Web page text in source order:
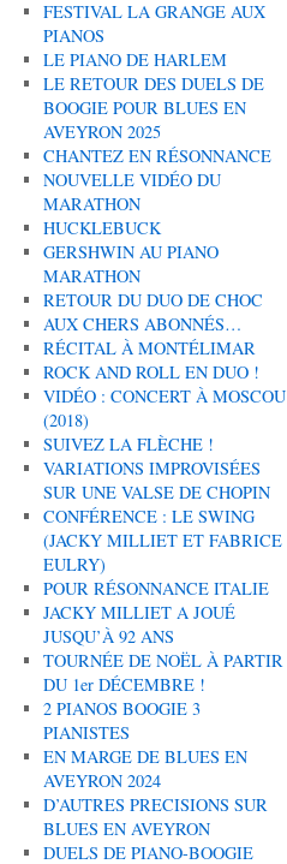
FESTIVAL LA GRANGE AUX
PIANOS
LE PIANO DE HARLEM
LE RETOUR DES DUELS DE
BOOGIE POUR BLUES EN
AVEYRON 2025
CHANTEZ EN RÉSONNANCE
NOUVELLE VIDÉO DU
MARATHON
HUCKLEBUCK
GERSHWIN AU PIANO
MARATHON
RETOUR DU DUO DE CHOC
AUX CHERS ABONNÉS…
RÉCITAL À MONTÉLIMAR
ROCK AND ROLL EN DUO !
VIDÉO : CONCERT À MOSCOU
(2018)
SUIVEZ LA FLÈCHE !
VARIATIONS IMPROVISÉES
SUR UNE VALSE DE CHOPIN
CONFÉRENCE : LE SWING
(JACKY MILLIET ET FABRICE
EULRY)
POUR RÉSONNANCE ITALIE
JACKY MILLIET A JOUÉ
JUSQU’À 92 ANS
TOURNÉE DE NOËL À PARTIR
DU 1er DÉCEMBRE !
2 PIANOS BOOGIE 3
PIANISTES
EN MARGE DE BLUES EN
AVEYRON 2024
D’AUTRES PRECISIONS SUR
BLUES EN AVEYRON
DUELS DE PIANO-BOOGIE